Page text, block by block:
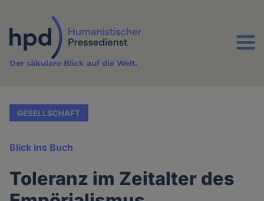
Inhalt
Menu
Der säkulare Blick auf die Welt.
GESELLSCHAFT
Blick ins Buch
Toleranz im Zeitalter des